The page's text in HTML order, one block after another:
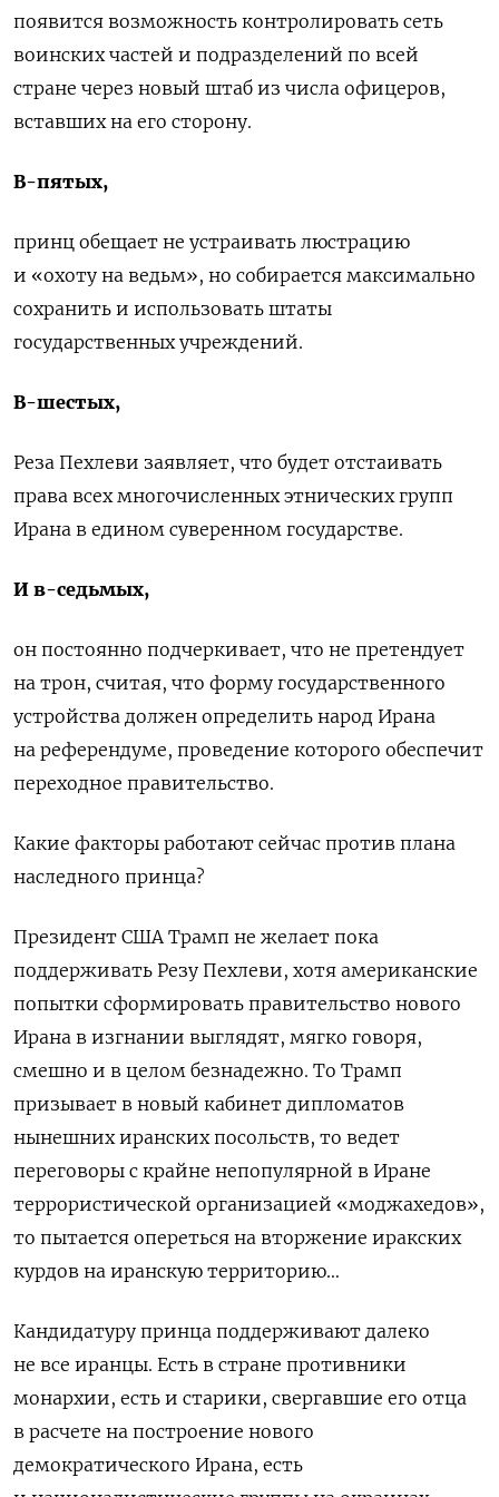
появится возможность контролировать сеть
воинских частей и подразделений по всей
стране через новый штаб из числа офицеров,
вставших на его сторону.
В-пятых,
принц обещает не устраивать люстрацию
и «охоту на ведьм», но собирается максимально
сохранить и использовать штаты
государственных учреждений.
В-шестых,
Реза Пехлеви заявляет, что будет отстаивать
права всех многочисленных этнических групп
Ирана в едином суверенном государстве.
И в-седьмых,
он постоянно подчеркивает, что не претендует
на трон, считая, что форму государственного
устройства должен определить народ Ирана
на референдуме, проведение которого обеспечит
переходное правительство.
Какие факторы работают сейчас против плана
наследного принца?
Президент США Трамп не желает пока
поддерживать Резу Пехлеви, хотя американские
попытки сформировать правительство нового
Ирана в изгнании выглядят, мягко говоря,
смешно и в целом безнадежно. То Трамп
призывает в новый кабинет дипломатов
нынешних иранских посольств, то ведет
переговоры с крайне непопулярной в Иране
террористической организацией «моджахедов»,
то пытается опереться на вторжение иракских
курдов на иранскую территорию…
Кандидатуру принца поддерживают далеко
не все иранцы. Есть в стране противники
монархии, есть и старики, свергавшие его отца
в расчете на построение нового
демократического Ирана, есть